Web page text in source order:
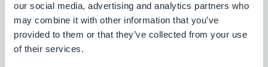
our social media, advertising and analytics partners who
may combine it with other information that you’ve
provided to them or that they’ve collected from your use
of their services.
OVER DE AUTEUR